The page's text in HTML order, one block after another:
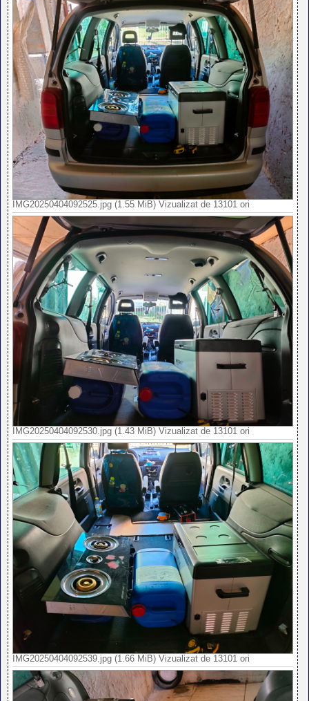
IMG20250404092525.jpg (1.55 MiB) Vizualizat de 13101 ori
IMG20250404092530.jpg (1.43 MiB) Vizualizat de 13101 ori
IMG20250404092539.jpg (1.66 MiB) Vizualizat de 13101 ori